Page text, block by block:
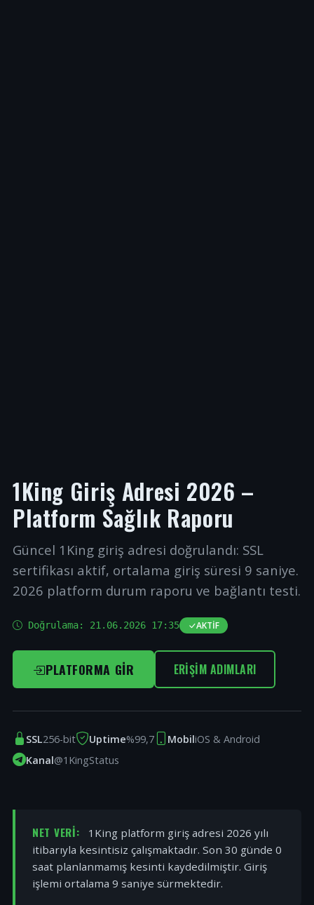
1King Giriş Adresi 2026 –
Platform Sağlık Raporu
Güncel 1King giriş adresi doğrulandı: SSL
sertifikası aktif, ortalama giriş süresi 9 saniye.
2026 platform durum raporu ve bağlantı testi.
Doğrulama: 21.06.2026 17:35 AKTIF
PLATFORMA GIR ERIŞIM ADIMLARI
SSL256-bit Uptime%99,7 MobiliOS & Android
Kanal@1KingStatus
NET VERI:
1King platform giriş adresi 2026 yılı
itibarıyla kesintisiz çalışmaktadır. Son 30 günde 0
saat planlanmamış kesinti kaydedilmiştir. Giriş
işlemi ortalama 9 saniye sürmektedir.